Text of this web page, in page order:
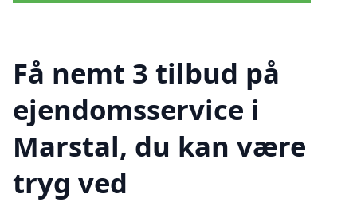
Få nemt 3 tilbud på
ejendomsservice i
Marstal, du kan være
tryg ved